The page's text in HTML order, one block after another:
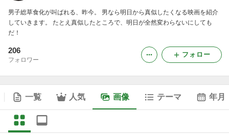
男子総草食化が叫ばれる、昨今。 男なら明日から真似したくなる映画を紹介
していきます。 たとえ真似したところで、明日が全然変わらないにしても
だ！
206
フォロワー
フォロー
一覧 人気 画像 テーマ 年月